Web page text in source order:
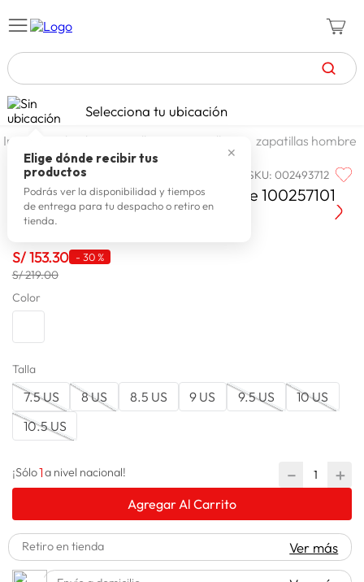
TÉRMINOS MÁS BUSCADOS
1. zapatillas mujer
2. zapatillas hombre
3. celulares
4. zapatillas
6. tv
7.
10. adidas
Selecciona tu ubicación
✕
Elige dónde recibir tus
productos
Podrás ver la disponibilidad y tiempos
de entrega para tu despacho o retiro en
tienda.
calzado y zapatillas zapatillas zapatillas hombre
REEBOK SKU:002493712
Reebok Zapatilla Hombre Belwave 100257101
S/153.30 - 30 %
S/ 219.00
Color
Talla
7.5 US 8 US 8.5 US 9 US 9.5 US
10 US
10.5 US
¡Sólo1a nivel nacional! ＋
－
Agregar Al Carrito
Retiro en tienda Ver más